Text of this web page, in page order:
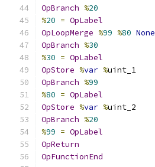
OpBranch %20
%20 = OpLabel
OpLoopMerge %99 %80 None
OpBranch %30
%30 = OpLabel
OpStore %var %uint_1
OpBranch %99
%80 = OpLabel
OpStore %var %uint_2
OpBranch %20
%99 = OpLabel
OpReturn
OpFunctionEnd